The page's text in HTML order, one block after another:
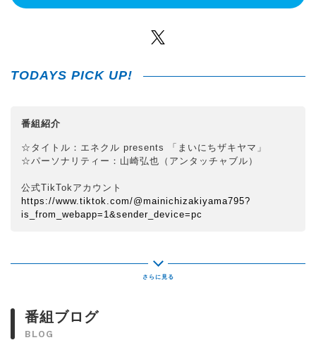
TODAYS PICK UP!
番組紹介
☆タイトル：エネクル presents 「まいにちザキヤマ」
☆パーソナリティー：山崎弘也（アンタッチャブル）
公式TikTokアカウント
https://www.tiktok.com/@mainichizakiyama795?
is_from_webapp=1&sender_device=pc
番組ブログ
BLOG